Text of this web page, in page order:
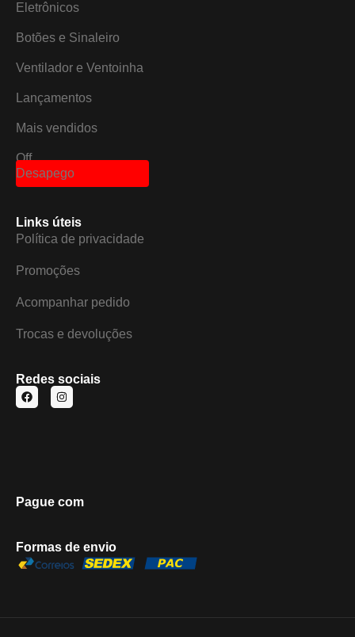
Eletrônicos
Botões e Sinaleiro
Ventilador e Ventoinha
Lançamentos
Mais vendidos
Off
Desapego
Links úteis
Política de privacidade
Promoções
Acompanhar pedido
Trocas e devoluções
Redes sociais
Pague com
Formas de envio